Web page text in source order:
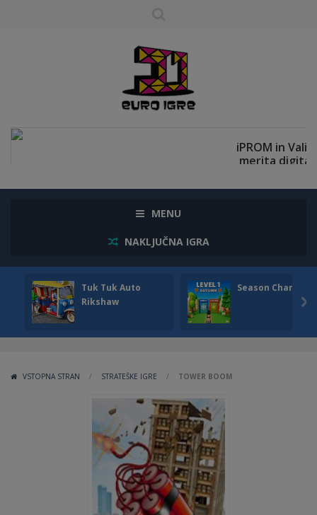
MENU
NAKLJUČNA IGRA
Tuk Tuk Auto
Rikshaw
Season Change

VSTOPNA STRAN / STRATEŠKE IGRE / TOWER BOOM